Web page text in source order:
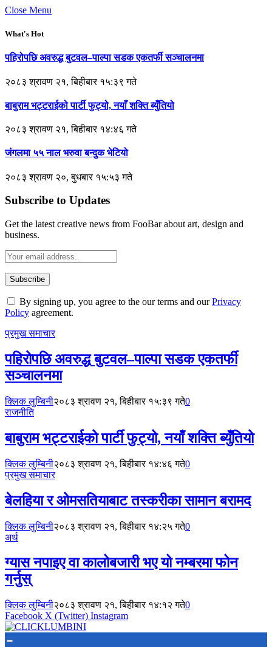
Close Menu
What's Hot
पहिरोपछि अवरुद्ध बुटवल–पाल्पा सडक एकतर्फी सञ्चालनमा
२०८३ श्रावण २१, बिहीबार १५:३९ गते
बाबुराम भट्टराईको पार्टी फुट्यो, नयाँ शक्ति ब्युँतियो
२०८३ श्रावण २१, बिहीबार १४:४६ गते
जंगलमा ५५ नाल भरुवा बन्दुक भेटियो
२०८३ श्रावण २०, बुधबार १५:५३ गते
Subscribe to Updates
Get the latest creative news from FooBar about art, design and
business.
By signing up, you agree to the our terms and ourPrivacy
Policy agreement.
प्रमुख समाचार
पहिरोपछि अवरुद्ध बुटवल–पाल्पा सडक एकतर्फी
सञ्चालनमा
क्लिक लुम्बिनी२०८३ श्रावण २१, बिहीबार १५:३९ गते0
राजनीति
बाबुराम भट्टराईको पार्टी फुट्यो, नयाँ शक्ति ब्युँतियो
क्लिक लुम्बिनी२०८३ श्रावण २१, बिहीबार १४:४६ गते0
प्रमुख समाचार
बेलहिया र ओमसतियाबाट तस्करीका सामान बरामद
क्लिक लुम्बिनी२०८३ श्रावण २१, बिहीबार १४:२५ गते0
अर्थ
ग्यास नपाइए वा कालोबजारी भए यो नम्बरमा फोन
गर्नुस्
क्लिक लुम्बिनी२०८३ श्रावण २१, बिहीबार १४:१२ गते0
Facebook X (Twitter) Instagram